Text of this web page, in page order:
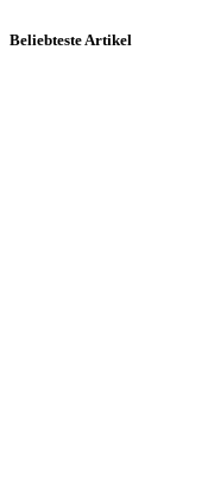
Beliebteste Artikel